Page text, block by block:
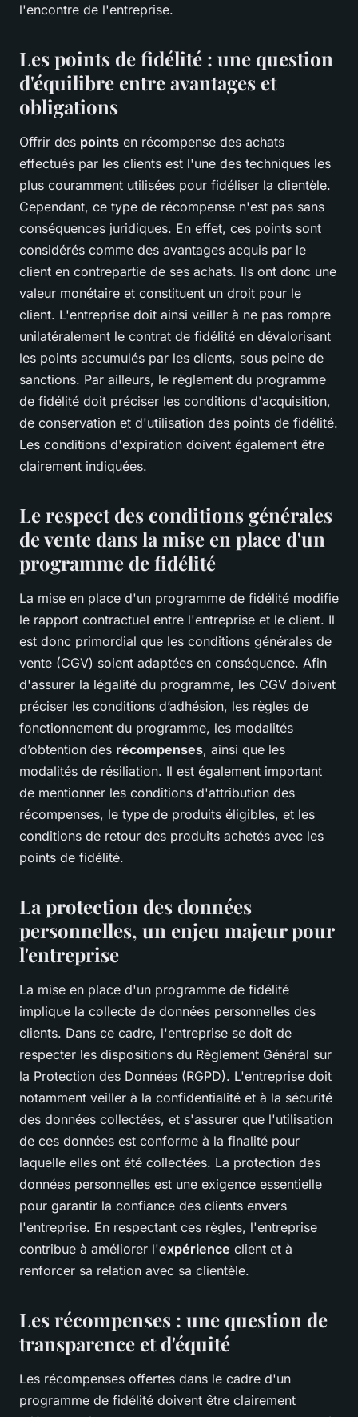
l'encontre de l'entreprise.
Les points de fidélité : une question
d'équilibre entre avantages et
obligations
Offrir des points en récompense des achats
effectués par les clients est l'une des techniques les
plus couramment utilisées pour fidéliser la clientèle.
Cependant, ce type de récompense n'est pas sans
conséquences juridiques. En effet, ces points sont
considérés comme des avantages acquis par le
client en contrepartie de ses achats. Ils ont donc une
valeur monétaire et constituent un droit pour le
client. L'entreprise doit ainsi veiller à ne pas rompre
unilatéralement le contrat de fidélité en dévalorisant
les points accumulés par les clients, sous peine de
sanctions. Par ailleurs, le règlement du programme
de fidélité doit préciser les conditions d'acquisition,
de conservation et d'utilisation des points de fidélité.
Les conditions d'expiration doivent également être
clairement indiquées.
Le respect des conditions générales
de vente dans la mise en place d'un
programme de fidélité
La mise en place d'un programme de fidélité modifie
le rapport contractuel entre l'entreprise et le client. Il
est donc primordial que les conditions générales de
vente (CGV) soient adaptées en conséquence. Afin
d'assurer la légalité du programme, les CGV doivent
préciser les conditions d’adhésion, les règles de
fonctionnement du programme, les modalités
d’obtention des récompenses, ainsi que les
modalités de résiliation. Il est également important
de mentionner les conditions d'attribution des
récompenses, le type de produits éligibles, et les
conditions de retour des produits achetés avec les
points de fidélité.
La protection des données
personnelles, un enjeu majeur pour
l'entreprise
La mise en place d'un programme de fidélité
implique la collecte de données personnelles des
clients. Dans ce cadre, l'entreprise se doit de
respecter les dispositions du Règlement Général sur
la Protection des Données (RGPD). L'entreprise doit
notamment veiller à la confidentialité et à la sécurité
des données collectées, et s'assurer que l'utilisation
de ces données est conforme à la finalité pour
laquelle elles ont été collectées. La protection des
données personnelles est une exigence essentielle
pour garantir la confiance des clients envers
l'entreprise. En respectant ces règles, l'entreprise
contribue à améliorer l'expérience client et à
renforcer sa relation avec sa clientèle.
Les récompenses : une question de
transparence et d'équité
Les récompenses offertes dans le cadre d'un
programme de fidélité doivent être clairement